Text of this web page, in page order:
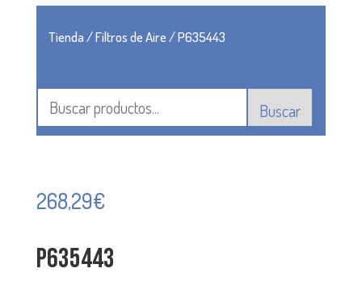
Tienda/Filtros de Aire/ P635443
Buscar
268,29€
P635443